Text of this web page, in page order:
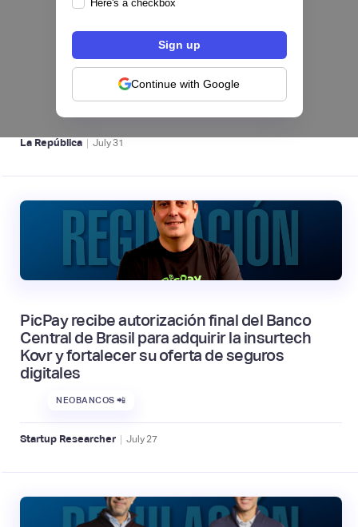
Here's a checkbox
Continue with Google
Nequi iniciará operaciones como compañía
de financiamiento en Colombia desde el 1 de
septiembre
NEOBANCOS 📲
La República | July31
PicPay recibe autorización final del Banco
Central de Brasil para adquirir la insurtech
Kovr y fortalecer su oferta de seguros
digitales
NEOBANCOS 📲
Startup Researcher | July 27